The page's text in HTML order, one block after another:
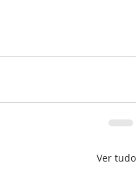
Ver tudo